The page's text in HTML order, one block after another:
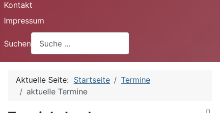
Kontakt
Impressum
Suchen
Aktuelle Seite: Startseite
Termine
aktuelle Termine